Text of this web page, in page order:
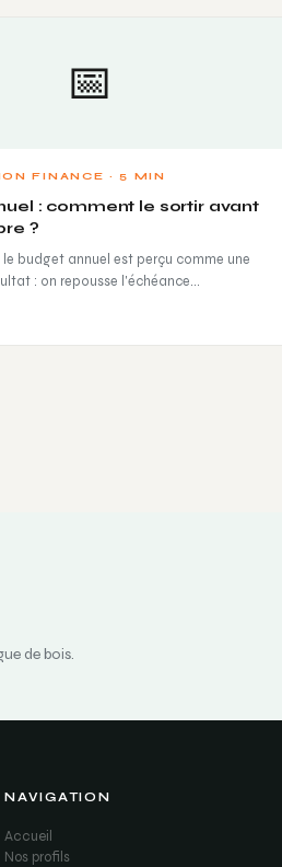
📅
FINANCE · 5 MIN
: comment le sortir avant
?
le budget annuel est perçu comme une
: on repousse l'échéance…
de bois.
NAVIGATION
Accueil
Nos profils